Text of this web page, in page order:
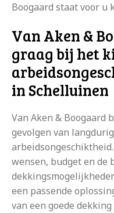
Boogaard staat voor u
Van Aken &
graag bij het
in Schelluinen
Van Aken & Boogaard
gevolgen van
wensen, budget en de
een passende
van een goede